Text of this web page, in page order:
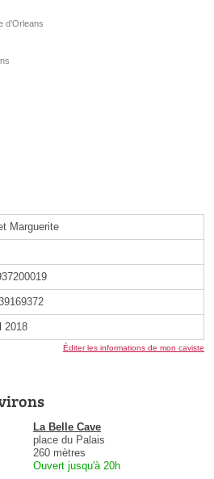
d’Orleans
Marguerite
2018
Éditer les informations de mon caviste
La Belle Cave
place du Palais
260 mètres
Ouvert jusqu'à 20h